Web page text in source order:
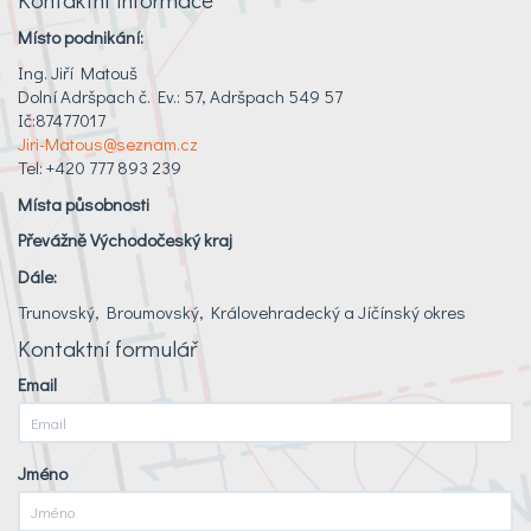
Místo podnikání:
Ing. Jiří Matouš
Dolní Adršpach č. Ev.: 57, Adršpach 549 57
Ič:87477017
Jiri-Matous@seznam.cz
Tel: +420 777 893 239
Místa působnosti
Převážně Východočeský kraj
Dále:
Trunovský, Broumovský, Královehradecký a Jíčínský okres
Kontaktní formulář
Email
Jméno